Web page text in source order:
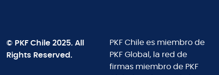
© PKF Chile 2025. All
Rights Reserved.
PKF Chile es miembro de
PKF Global, la red de
firmas miembro de PKF